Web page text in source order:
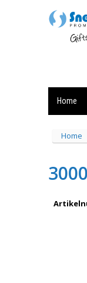
Home
Home